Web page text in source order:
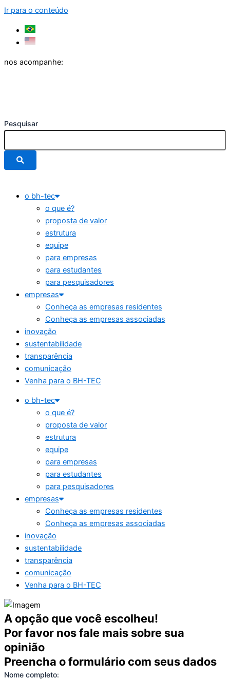
Ir para o conteúdo
nos acompanhe:
Pesquisar
o bh-tec
o que é?
proposta de valor
estrutura
equipe
para empresas
para estudantes
para pesquisadores
empresas
Conheça as empresas residentes
Conheça as empresas associadas
inovação
sustentabilidade
transparência
comunicação
Venha para o BH-TEC
o bh-tec
o que é?
proposta de valor
estrutura
equipe
para empresas
para estudantes
para pesquisadores
empresas
Conheça as empresas residentes
Conheça as empresas associadas
inovação
sustentabilidade
transparência
comunicação
Venha para o BH-TEC
A opção que você escolheu!
Por favor nos fale mais sobre sua
opinião
Preencha o formulário com seus dados
Nome completo: